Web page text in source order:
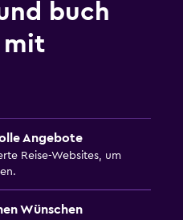
buch
mit
Angebote
Reise-Websites, um
Wünschen